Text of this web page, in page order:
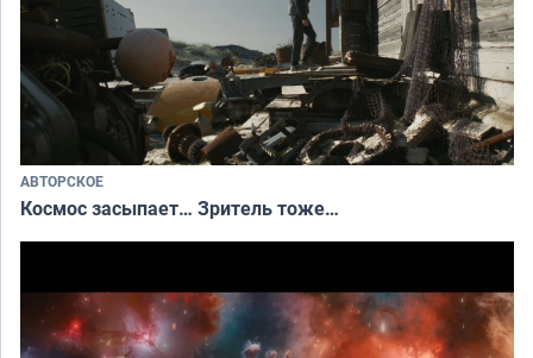
АВТОРСКОЕ
Космос засыпает… Зритель тоже…